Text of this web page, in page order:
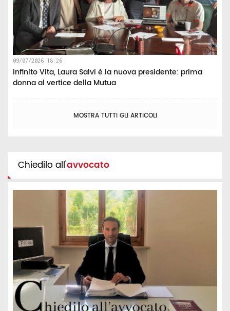
09/07/2026 18:26
Infinito Vita, Laura Salvi è la nuova presidente: prima
donna al vertice della Mutua
MOSTRA TUTTI GLI ARTICOLI
Chiedilo all'avvocato